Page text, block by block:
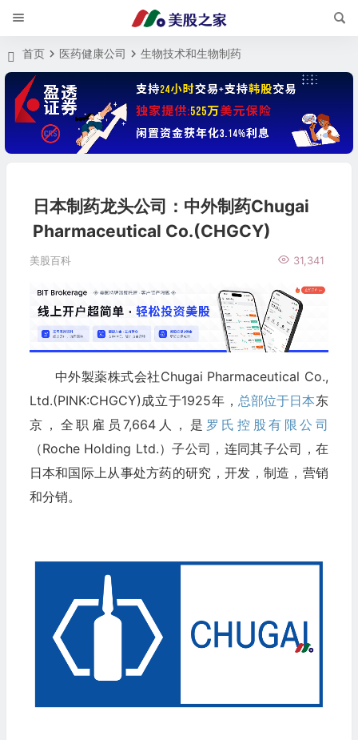
首页 医药健康公司 生物技术和生物制药
日本制药龙头公司：中外制药Chugai
Pharmaceutical Co.(CHGCY)
美股百科 31,341
中外製薬株式会社Chugai Pharmaceutical Co.,
Ltd.(PINK:CHGCY)成立于1925年， 总部位于日本东
京，全职雇员7,664人，是 罗氏控股有限公司
（Roche Holding Ltd.）子公司，连同其子公司，在
日本和国际上从事处方药的研究，开发，制造，营销
和分销。